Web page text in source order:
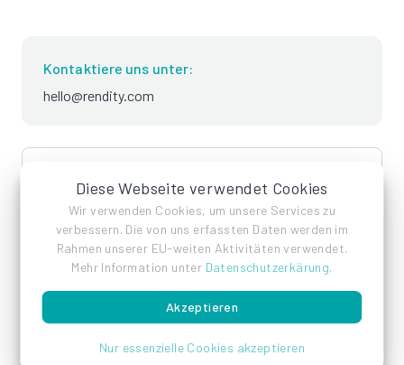
Diese Webseite verwendet Cookies
Wir verwenden Cookies, um unsere Services zu
verbessern. Die von uns erfassten Daten werden im
Rahmen unserer EU-weiten Aktivitäten verwendet.
Mehr Information unter Datenschutzerkärung.
Akzeptieren
Nur essenzielle Cookies akzeptieren
Kontaktiere uns unter:
hello@rendity.com
language
ImpressumDatenschutzAGB